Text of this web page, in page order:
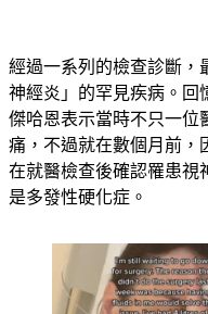
經過一系列的檢查診斷，
神經炎」的罕見疾病。回
傑哈恩表示當時不只一位
痛，不過就在數個月前，
在就醫檢查後確認罹患視
是多發性硬化症。